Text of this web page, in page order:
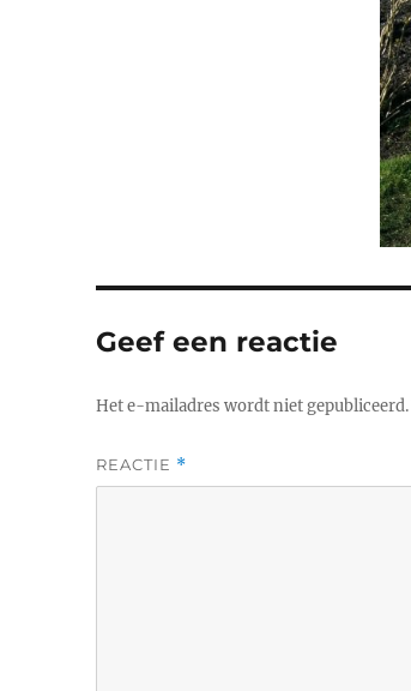
Geef een reactie
Het e-mailadres wordt niet gepubliceerd.
REACTIE *